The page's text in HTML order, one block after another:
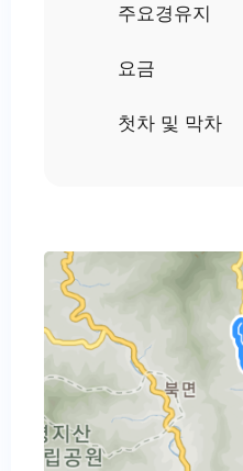
주요경유지
요금
첫차 및 막차